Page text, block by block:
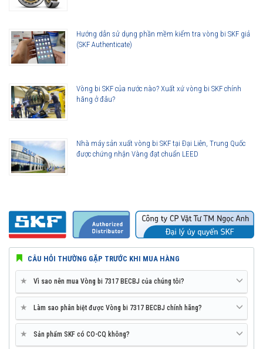
Hướng dẫn sử dụng phần mềm kiểm tra vòng bi SKF giả
(SKF Authenticate)
Vòng bi SKF của nước nào? Xuất xứ vòng bi SKF chính
hãng ở đâu?
Nhà máy sản xuất vòng bi SKF tại Đại Liên, Trung Quốc
được chứng nhận Vàng đạt chuẩn LEED
CÂU HỎI THƯỜNG GẶP TRƯỚC KHI MUA HÀNG
★ Vì sao nên mua Vòng bi 7317 BECBJ của chúng tôi?
★ Làm sao phân biệt được Vòng bi 7317 BECBJ chính hãng?
★ Sản phẩm SKF có CO-CQ không?